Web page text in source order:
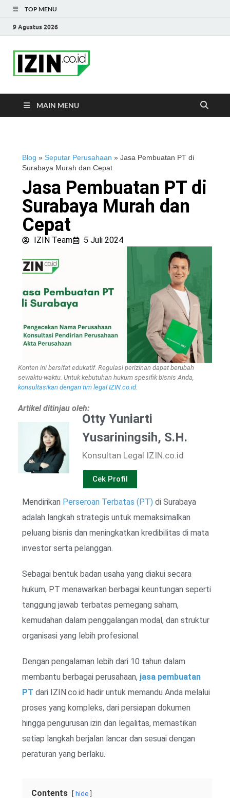
TOP MENU
9 Agustus 2026
MAIN MENU
Blog » Seputar Perusahaan » Jasa Pembuatan PT di
Surabaya Murah dan Cepat
Jasa Pembuatan PT di
Surabaya Murah dan
Cepat
IZIN Team 5 Juli 2024
Konten ini bersifat edukatif. Regulasi perizinan dapat berubah
sewaktu-waktu. Untuk kebutuhan hukum spesifik bisnis Anda,
konsultasikan dengan tim legal IZIN.co.id.
Artikel ditinjau oleh:
Otty Yuniarti
Yusariningsih, S.H.
Konsultan Legal IZIN.co.id
Cek Profil
Mendirikan Perseroan Terbatas (PT) di Surabaya
adalah langkah strategis untuk memaksimalkan
peluang bisnis dan meningkatkan kredibilitas di mata
investor serta pelanggan.
Sebagai bentuk badan usaha yang diakui secara
hukum, PT menawarkan berbagai keuntungan seperti
tanggung jawab terbatas pemegang saham,
kemudahan dalam penggalangan modal, dan struktur
organisasi yang lebih profesional.
Dengan pengalaman lebih dari 10 tahun dalam
membantu berbagai perusahaan, jasa pembuatan
PT dari IZIN.co.id hadir untuk memandu Anda melalui
proses yang kompleks, dari persiapan dokumen
hingga pengurusan izin dan legalitas, memastikan
setiap langkah berjalan lancar dan sesuai dengan
peraturan yang berlaku.
Contents hide